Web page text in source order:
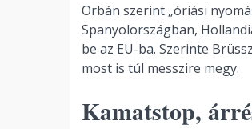
Orbán szerint „óriási
Spanyolországban,
be az EU-ba. Szerinte
most is túl messzire megy.
Kamatstop,